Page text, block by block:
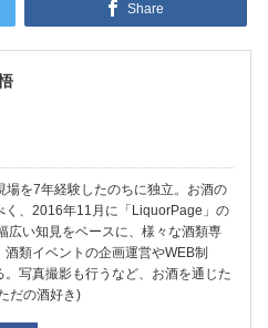
Share
場を7年経験したのちに独立。お酒の
く、2016年11月に「LiquorPage」の
広い知見をベースに、様々な酒類専
類イベントの企画運営やWEB制
写真撮影も行うなど、お酒を通じた
だの酒好き)